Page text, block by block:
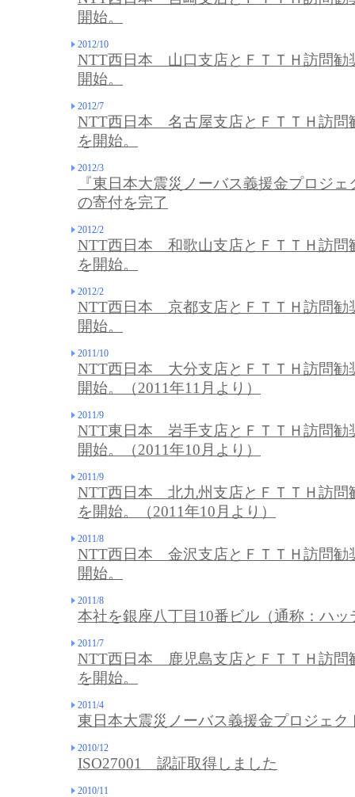
開始。
2012/10
NTT西日本 山口支店とＦＴＴＨ訪問勧
開始。
2012/7
NTT西日本 名古屋支店とＦＴＴＨ訪問
を開始。
2012/3
『東日本大震災ノーバス義援金プロジ
の寄付を完了
2012/2
NTT西日本 和歌山支店とＦＴＴＨ訪問
を開始。
2012/2
NTT西日本 京都支店とＦＴＴＨ訪問勧
開始。
2011/10
NTT西日本 大分支店とＦＴＴＨ訪問勧
開始。（2011年11月より）
2011/9
NTT東日本 岩手支店とＦＴＴＨ訪問勧
開始。（2011年10月より）
2011/9
NTT西日本 北九州支店とＦＴＴＨ訪問
を開始。（2011年10月より）
2011/8
NTT西日本 金沢支店とＦＴＴＨ訪問勧
開始。
2011/8
本社を銀座八丁目10番ビル（通称：ハ
2011/7
NTT西日本 鹿児島支店とＦＴＴＨ訪問
を開始。
2011/4
東日本大震災ノーバス義援金プロジェク
2010/12
ISO27001 認証取得しました
2010/11